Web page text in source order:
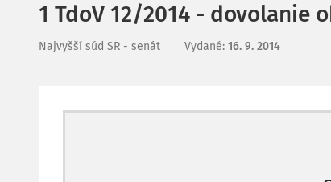
1 TdoV 12/2014 - dovolanie
Najvyšší súd SR - senát Vydané: 16. 9. 2014